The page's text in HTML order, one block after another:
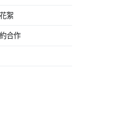
絮
合作